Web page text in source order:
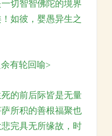
切智智佛陀的境界
如彼，婴愚异生之
有轮回喻>
的前后际皆是无量
所积的善根福聚也
完具无所缘故，时